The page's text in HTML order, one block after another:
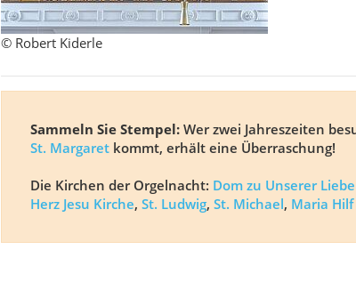
© Robert Kiderle
Sammeln Sie Stempel: Wer zwei Jahreszeiten
St. Margaret kommt, erhält eine Überraschung!
Die Kirchen der Orgelnacht: Dom zu Unserer
Herz Jesu Kirche, St. Ludwig, St. Michael, Maria